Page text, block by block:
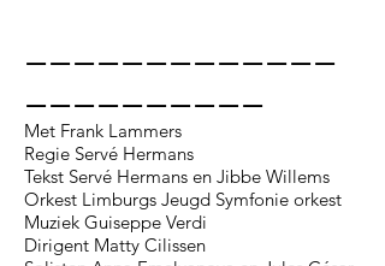
Met Frank Lammers
Regie Servé Hermans
Tekst Servé Hermans en Jibbe Willems
Orkest Limburgs Jeugd Symfonie orkest
Muziek Guiseppe Verdi
Dirigent Matty Cilissen